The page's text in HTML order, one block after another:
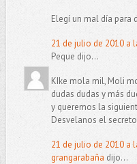
Elegí un mal día para
21 de julio de 2010 a
Peque dijo...
KIke mola mil, Moli
dudas dudas y más
y queremos la
Desvelanos el
21 de julio de 2010 a
grangarabaña dijo...